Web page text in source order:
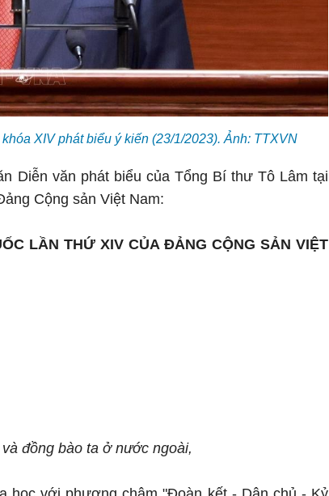
XIV phát biểu ý kiến (23/1/2023). Ảnh: TTXVN
Diễn văn phát biểu của Tổng Bí thư Tô Lâm tại
Cộng sản Việt Nam:
LẦN THỨ XIV CỦA ĐẢNG CỘNG SẢN VIỆT
đồng bào ta ở nước ngoài,